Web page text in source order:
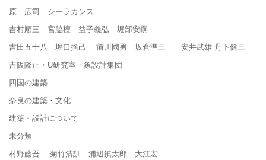
原 広司 シーラカンス
吉村順三 宮脇檀 益子義弘 堀部安嗣
吉田五十八 堀口捨己 前川國男 坂倉準三 安井武雄 丹下健三
吉阪隆正・U研究室・象設計集団
四国の建築
奈良の建築・文化
建築・設計について
未分類
村野藤吾 菊竹清訓 浦辺鎮太郎 大江宏